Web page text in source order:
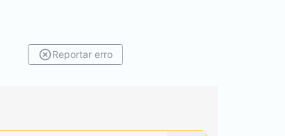
Reportar erro